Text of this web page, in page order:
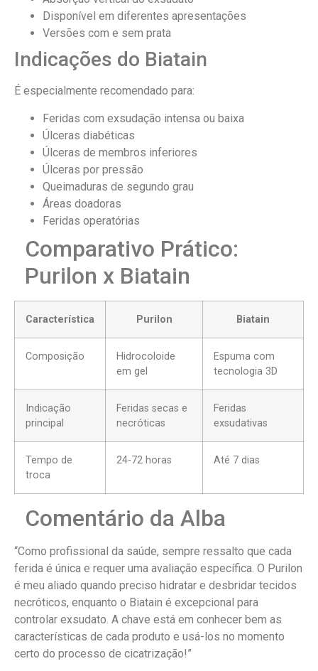
Disponível em diferentes apresentações
Versões com e sem prata
Indicações do Biatain
É especialmente recomendado para:
Feridas com exsudação intensa ou baixa
Úlceras diabéticas
Úlceras de membros inferiores
Úlceras por pressão
Queimaduras de segundo grau
Áreas doadoras
Feridas operatórias
Comparativo Prático:
Purilon x Biatain
Característica Purilon Biatain
Composição
Hidrocoloide
em gel
Espuma com
tecnologia 3D
Indicação
principal
Feridas secas e
necróticas
Feridas
exsudativas
Tempo de
troca
24-72 horas Até 7 dias
Comentário da Alba
“Como profissional da saúde, sempre ressalto que cada
ferida é única e requer uma avaliação específica. O Purilon
é meu aliado quando preciso hidratar e desbridar tecidos
necróticos, enquanto o Biatain é excepcional para
controlar exsudato. A chave está em conhecer bem as
características de cada produto e usá-los no momento
certo do processo de cicatrização!”